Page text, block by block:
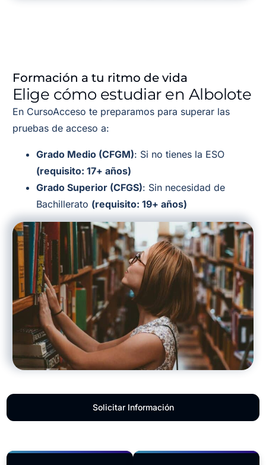
Formación a tu ritmo de vida
Elige cómo estudiar en Albolote
En CursoAcceso te preparamos para superar las
pruebas de acceso a:
Grado Medio (CFGM): Si no tienes la ESO
(requisito: 17+ años)
Grado Superior (CFGS): Sin necesidad de
Bachillerato (requisito: 19+ años)
Solicitar Información